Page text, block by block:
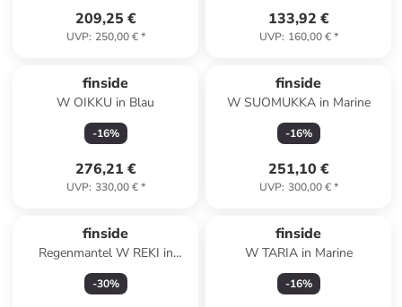
209,25 €
UVP: 250,00 €*
133,92 €
UVP: 160,00 €*
finside
W OIKKU in Blau
-16%
276,21 €
UVP: 330,00 €*
finside
W SUOMUKKA in Marine
-16%
251,10 €
UVP: 300,00 €*
finside
Regenmantel W REKI in
Dunkelgrau
-30%
finside
W TARIA in Marine
-16%